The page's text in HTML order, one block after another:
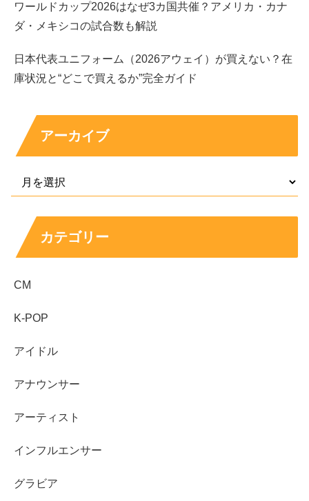
ねてきた人の自己肯定感に近いのかもしれません。
また、恋愛については「疑わない」という趣旨の考え方が
語られており、相手の気持ちを試すより
どころです。
なりそう
結婚観は本人が細かく語っていない部分もありますが、恋
愛観と同じく「信頼」を重視するタイプに見えます。直球
るかどうかで印象は変わりやすいでしょう。
が多く、言葉よりも行動の誠実さが問われがちです。植田
相手 なのかもしれません。
えておくと、男性の言動がどう刺さるか見えやすくなりま
ワールドカップ2026はなぜ3カ国共催？アメリカ・カナ
ダ・メキシコの試合数も解説
日本代表ユニフォーム（2026アウェイ）が買えない？在
庫状況と“どこで買えるか”完全ガイド
アーカイブ
カテゴリー
CM
K-POP
アイドル
アナウンサー
アーティスト
インフルエンサー
グラビア